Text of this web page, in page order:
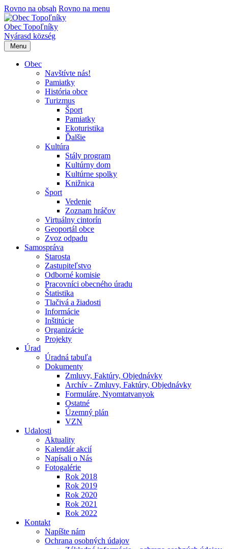
Rovno na obsah Rovno na menu
Obec Topoľníky
Nyárasd község
Menu
Obec
Navštívte nás!
Pamiatky
História obce
Turizmus
Šport
Pamiatky
Ekoturistika
Ďalšie
Kultúra
Stály program
Kultúrny dom
Kultúrne spolky
Knižnica
Šport
Vedenie
Zoznam hráčov
Virtuálny cintorín
Geoportál obce
Zvoz odpadu
Samospráva
Starosta
Zastupiteľstvo
Odborné komisie
Pracovníci obecného úradu
Štatistika
Tlačivá a žiadosti
Informácie
Inštitúcie
Organizácie
Projekty
Úrad
Úradná tabuľa
Dokumenty
Zmluvy, Faktúry, Objednávky
Archív - Zmluvy, Faktúry, Objednávky
Formuláre, Nyomtatvanyok
Ostatné
Územný plán
VZN
Udalosti
Aktuality
Kalendár akcií
Napísali o Nás
Fotogalérie
Rok 2018
Rok 2019
Rok 2020
Rok 2021
Rok 2022
Kontakt
Napíšte nám
Ochrana osobných údajov